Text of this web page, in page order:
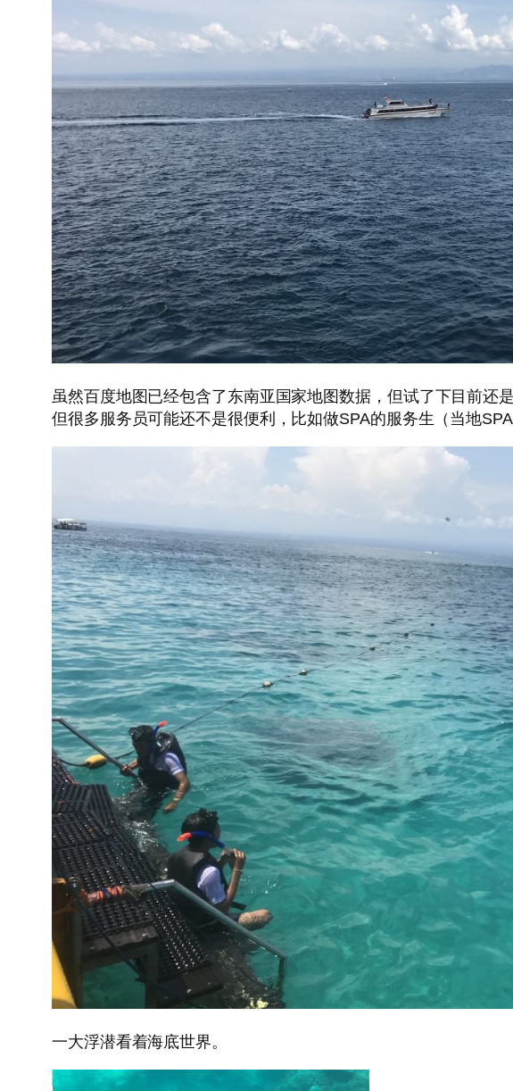
虽然百度地图已经包含了东南亚国家地图数据，但试了下目前
但很多服务员可能还不是很便利，比如做SPA的服务生（当地
一大浮潜看着海底世界。